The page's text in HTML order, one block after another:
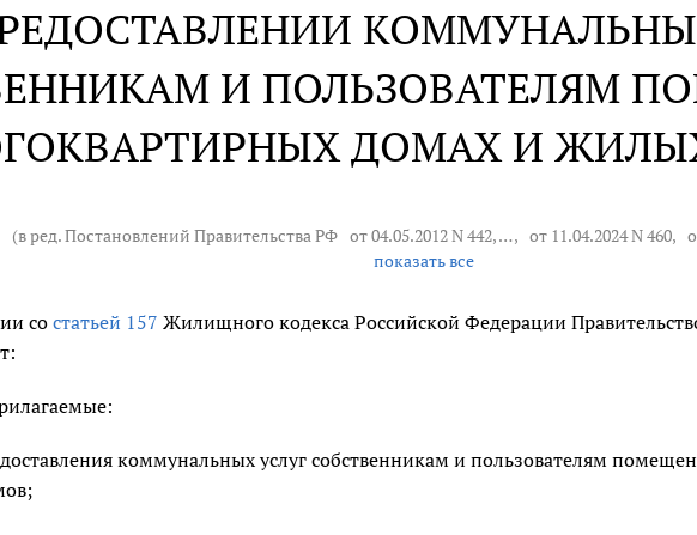
И ПОЛЬЗОВАТЕЛЯМ
ДОМАХ И
(в ред. Постановлений Правительства РФ от 04.05.2012 N 442, … , от 11.04.2024 N 460,
показать все
со статьей 157 Жилищного кодекса Российской Федерации
коммунальных услуг собственникам и пользователям